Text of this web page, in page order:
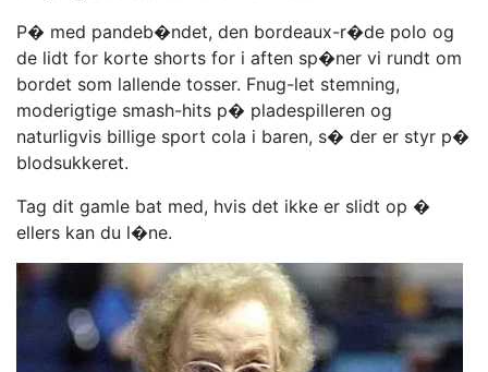
P� med pandeb�ndet, den bordeaux-r�de polo og
de lidt for korte shorts for i aften sp�ner vi rundt om
bordet som lallende tosser. Fnug-let stemning,
moderigtige smash-hits p� pladespilleren og
naturligvis billige sport cola i baren, s� der er styr p�
blodsukkeret.
Tag dit gamle bat med, hvis det ikke er slidt op �
ellers kan du l�ne.